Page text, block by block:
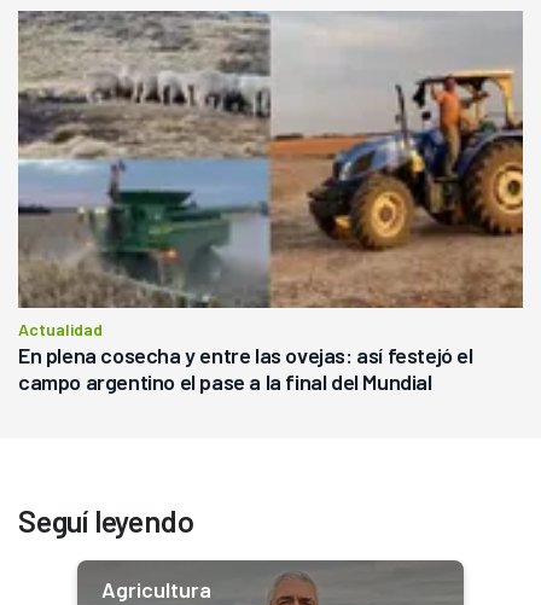
Actualidad
En plena cosecha y entre las ovejas: así festejó el
campo argentino el pase a la final del Mundial
Seguí leyendo
Agricultura